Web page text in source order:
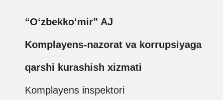
“O‘zbekko‘mir” AJ
Komplayens-nazorat va korrupsiyaga
qarshi kurashish xizmati
Komplayens inspektori